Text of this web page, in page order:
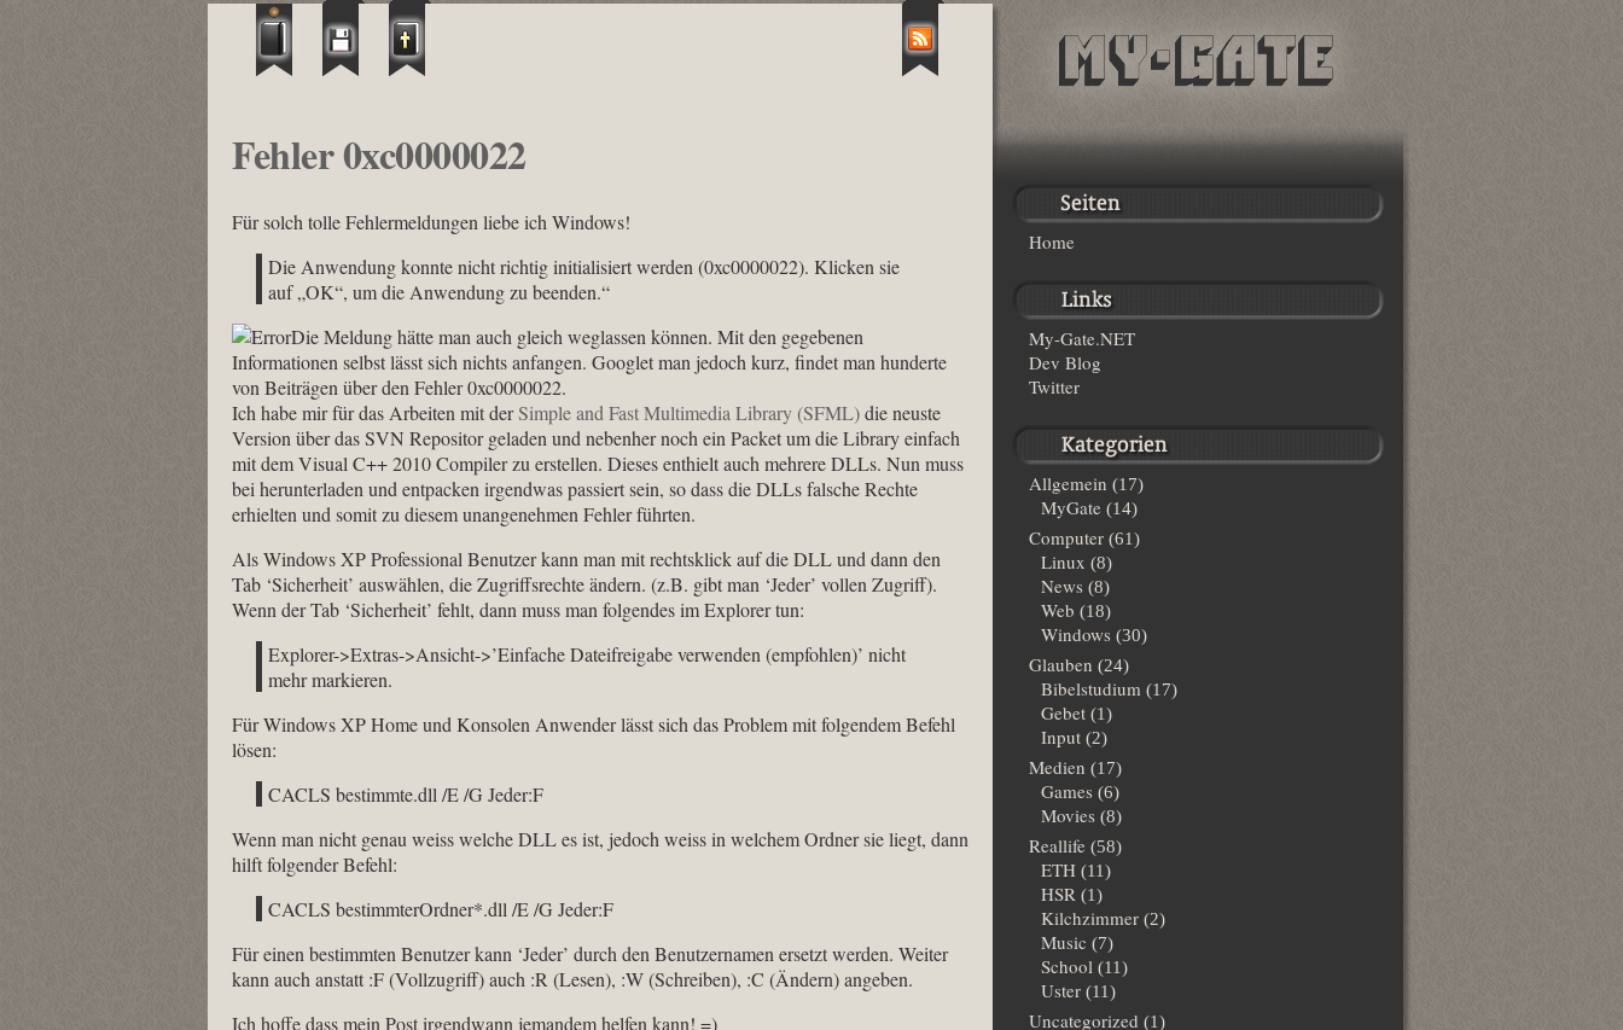
Fehler 0xc0000022
Für solch tolle Fehlermeldungen liebe ich Windows!
Die Anwendung konnte nicht richtig initialisiert werden (0xc0000022). Klicken sie
auf „OK“, um die Anwendung zu beenden.“
Die Meldung hätte man auch gleich weglassen können. Mit den gegebenen
Informationen selbst lässt sich nichts anfangen. Googlet man jedoch kurz, findet man hunderte
von Beiträgen über den Fehler 0xc0000022.
Ich habe mir für das Arbeiten mit derSimple and Fast Multimedia Library (SFML)die neuste
Version über das SVN Repositor geladen und nebenher noch ein Packet um die Library einfach
mit dem Visual C++ 2010 Compiler zu erstellen. Dieses enthielt auch mehrere DLLs. Nun muss
bei herunterladen und entpacken irgendwas passiert sein, so dass die DLLs falsche Rechte
erhielten und somit zu diesem unangenehmen Fehler führten.
Als Windows XP Professional Benutzer kann man mit rechtsklick auf die DLL und dann den
Tab ‘Sicherheit’ auswählen, die Zugriffsrechte ändern. (z.B. gibt man ‘Jeder’ vollen Zugriff).
Wenn der Tab ‘Sicherheit’ fehlt, dann muss man folgendes im Explorer tun:
Explorer->Extras->Ansicht->’Einfache Dateifreigabe verwenden (empfohlen)’ nicht
mehr markieren.
Für Windows XP Home und Konsolen Anwender lässt sich das Problem mit folgendem Befehl
lösen:
CACLS bestimmte.dll /E /G Jeder:F
Wenn man nicht genau weiss welche DLL es ist, jedoch weiss in welchem Ordner sie liegt, dann
hilft folgender Befehl:
CACLS bestimmterOrdner*.dll /E /G Jeder:F
Für einen bestimmten Benutzer kann ‘Jeder’ durch den Benutzernamen ersetzt werden. Weiter
kann auch anstatt :F (Vollzugriff) auch :R (Lesen), :W (Schreiben), :C (Ändern) angeben.
Ich hoffe dass mein Post irgendwann jemandem helfen kann! =)
Home
My-Gate.NET
Dev Blog
Twitter
Allgemein (17)
MyGate (14)
Computer (61)
Linux (8)
News (8)
Web (18)
Windows (30)
Glauben (24)
Bibelstudium (17)
Gebet (1)
Input (2)
Medien (17)
Games (6)
Movies (8)
Reallife (58)
ETH (11)
HSR (1)
Kilchzimmer (2)
Music (7)
School (11)
Uster (11)
Uncategorized (1)